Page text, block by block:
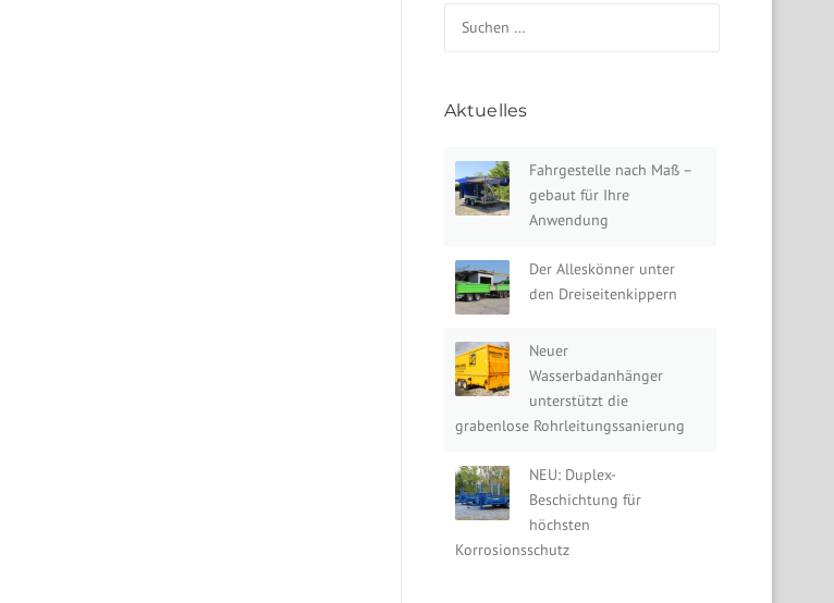
Aktuelles
Fahrgestelle nach Maß –
gebaut für Ihre
Anwendung
Der Alleskönner unter
den Dreiseitenkippern
Neuer
Wasserbadanhänger
unterstützt die
grabenlose Rohrleitungssanierung
NEU: Duplex-
Beschichtung für
höchsten
Korrosionsschutz